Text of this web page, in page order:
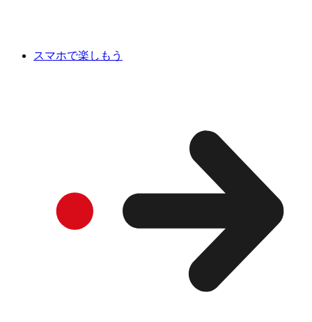
スマホで楽しもう